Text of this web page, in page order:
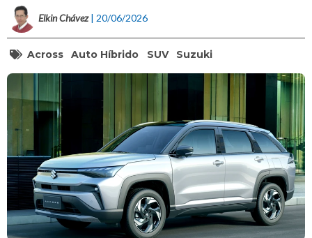
Elkin Chávez | 20/06/2026
Across Auto Híbrido SUV Suzuki